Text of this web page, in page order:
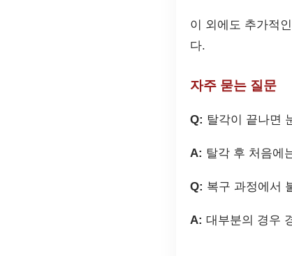
이 외에도 추가적
다.
자주 묻는 질문
Q: 탈각이 끝나면
A: 탈각 후 처음에
Q: 복구 과정에서
A: 대부분의 경우